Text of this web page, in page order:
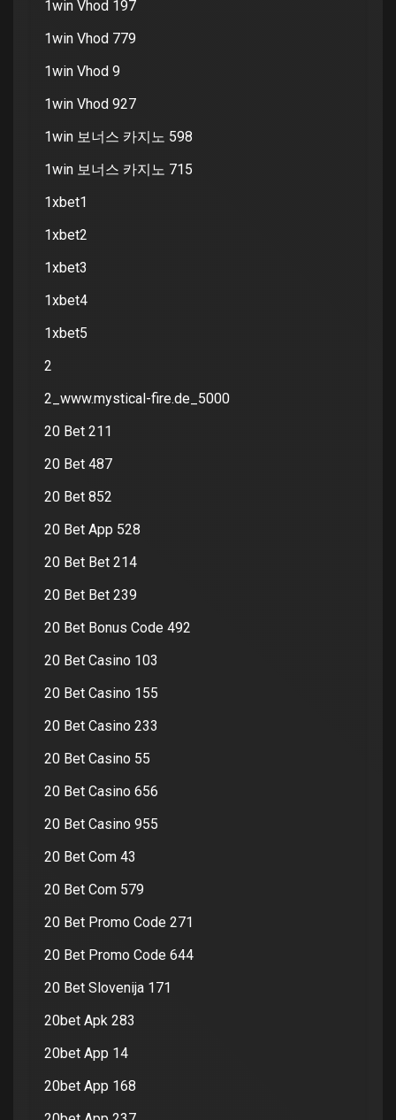
1win Vhod 197
1win Vhod 779
1win Vhod 9
1win Vhod 927
1win 보너스 카지노 598
1win 보너스 카지노 715
1xbet1
1xbet2
1xbet3
1xbet4
1xbet5
2
2_www.mystical-fire.de_5000
20 Bet 211
20 Bet 487
20 Bet 852
20 Bet App 528
20 Bet Bet 214
20 Bet Bet 239
20 Bet Bonus Code 492
20 Bet Casino 103
20 Bet Casino 155
20 Bet Casino 233
20 Bet Casino 55
20 Bet Casino 656
20 Bet Casino 955
20 Bet Com 43
20 Bet Com 579
20 Bet Promo Code 271
20 Bet Promo Code 644
20 Bet Slovenija 171
20bet Apk 283
20bet App 14
20bet App 168